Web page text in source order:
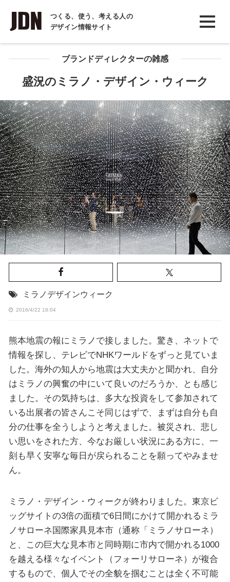
つくる、使う、考える人の
デザイン情報サイト
INTERVIEW
インタビュー
REPORT
COLUMN
コラム
ブランドディレクターの雑感
盛況のミラノ・デザイン・ウィーク
ミラノデザインウィーク
2016/4/22 18:04
熊本地震の報にミラノで接しました。驚き、ネットで
情報を探し、テレビでNHKワールドをずっと見ていま
した。海外の知人から地震は大丈夫かと聞かれ、自分
はミラノの興奮の中にいて良いのだろうか、とも感じ
ました。その気持ちは、多大な投資をして参加されて
いる出展者の皆さんこそ同じはずで、まずは自分も自
分の仕事を全うしようと考えました。被災され、悲し
い思いをされた方、今なお厳しい状況にある方に、一
刻も早く安寧な毎日が戻られることを願ってやみませ
ん。
ミラノ・デザイン・ウィークが終わりました。東京ビ
ッグサイトの3倍の面積で6日間にかけて開かれるミラ
ノサローネ国際家具見本市（通称「ミラノサローネ）
と、この巨大な見本市と同時期に市内で開かれる1000
を越える様々なイベント（フォーリサローネ）が複合
するもので、個人でその全貌を掴むことは全く不可能